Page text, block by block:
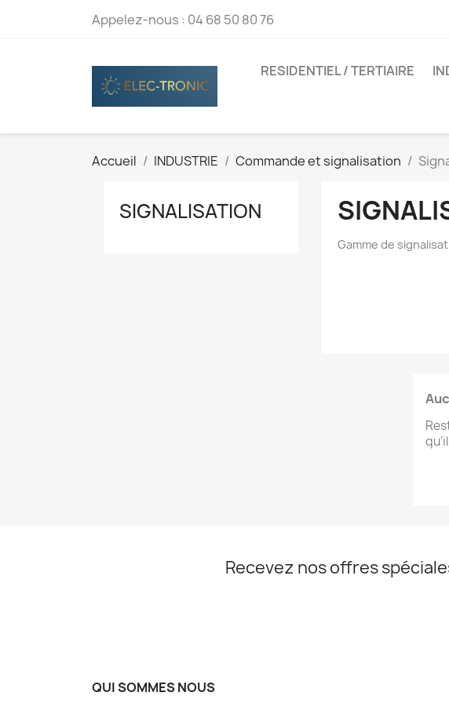
Appelez-nous : 04 68 50 80 76
RESIDENTIEL / TERTIAIRE
Accueil INDUSTRIE Commande et signalisation
SIGNALISATION
Gamme de
Recevez nos offres
QUI SOMMES NOUS